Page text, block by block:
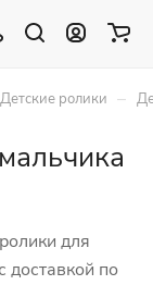
Детские ролики –
для
по